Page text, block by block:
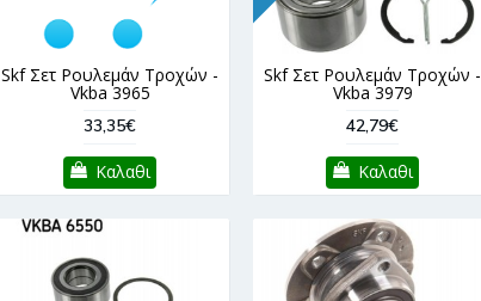
Skf Σετ Ρουλεμάν Τροχών -
Vkba 3965
33,35€
Καλαθι
Skf Σετ Ρουλεμάν Τροχών -
Vkba 3979
42,79€
Καλαθι